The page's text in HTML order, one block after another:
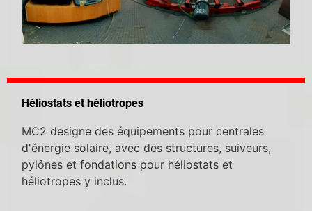
Héliostats et héliotropes
MC2 designe des équipements pour centrales
d'énergie solaire, avec des structures, suiveurs,
pylônes et fondations pour héliostats et
héliotropes y inclus.